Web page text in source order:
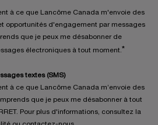
à ce que Lancôme Canada m'envoie des
opportunités d'engagement par messages
que je peux me désabonner de
électroniques à tout moment. *
textes (SMS)
à ce que Lancôme Canada m’envoie des
que je peux me désabonner à tout
Pour plus d'informations, consultez la